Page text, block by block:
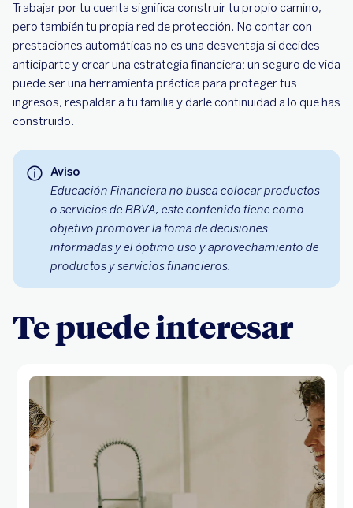
Trabajar por tu cuenta significa construir tu propio camino,
pero también tu propia red de protección. No contar con
prestaciones automáticas no es una desventaja si decides
anticiparte y crear una estrategia financiera; un seguro de vida
puede ser una herramienta práctica para proteger tus
ingresos, respaldar a tu familia y darle continuidad a lo que has
construido.
Aviso
Educación Financiera no busca colocar productos
o servicios de BBVA, este contenido tiene como
objetivo promover la toma de decisiones
informadas y el óptimo uso y aprovechamiento de
productos y servicios financieros.
Te puede interesar